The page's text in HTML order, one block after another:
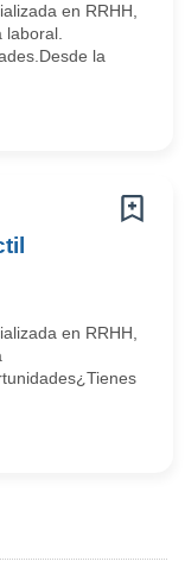
en RRHH,
la
en RRHH,